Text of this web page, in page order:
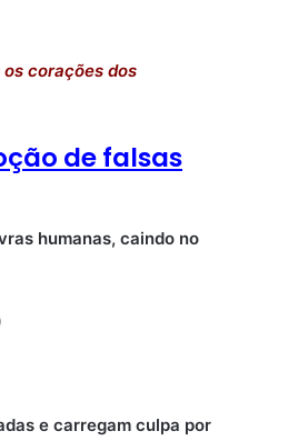
corações dos
de falsas
humanas, caindo no
e carregam culpa por